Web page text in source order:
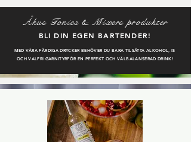
Åhus Tonics & Mixers produkter
BLI DIN EGEN BARTENDER!
MED VÅRA FÄRDIGA DRYCKER BEHÖVER DU BARA TILSÄTTA ALKOHOL, IS
OCH VALFRI GARNITYRFÖR EN PERFEKT OCH VÄLBALANSERAD DRINK!